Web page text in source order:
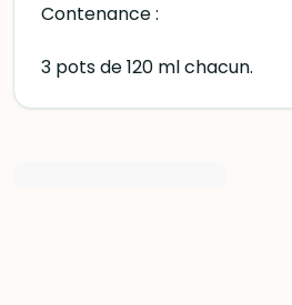
Contenance :
3 pots de 120 ml chacun.